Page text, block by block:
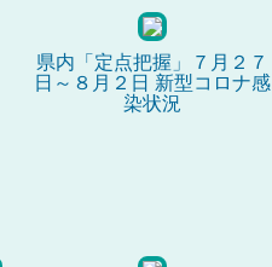
県内「定点把握」７月２７
日～８月２日 新型コロナ感
染状況